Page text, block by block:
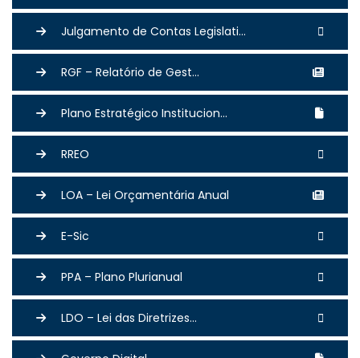
Julgamento de Contas Legislati...
RGF – Relatório de Gest...
Plano Estratégico Institucion...
RREO
LOA – Lei Orçamentária Anual
E-Sic
PPA – Plano Plurianual
LDO – Lei das Diretrizes...